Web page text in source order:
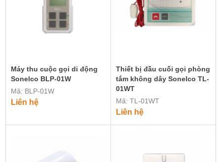
Máy thu cuộc gọi di động
Sonelco BLP-01W
Mã: BLP-01W
Liên hệ
Thiết bị đầu cuối gọi phòng
tắm không dây Sonelco TL-
01WT
Mã: TL-01WT
Liên hệ